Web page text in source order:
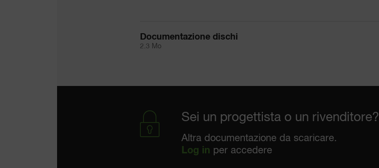
Documentazione dischi
2.3 Mo
Sei un progettista o un rivenditore?
Altra documentazione da scaricare.
Log in per accedere